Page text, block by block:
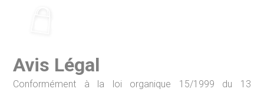
Avis Légal
Conformément à la loi organique 15/1999 du 13